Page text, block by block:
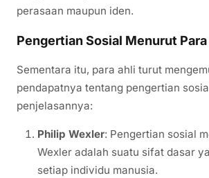
perasaan maupun iden.
Pengertian Sosial Menurut
Sementara itu, para ahli turut
pendapatnya tentang pengertian
penjelasannya:
Philip Wexler: Pengertian sosial
Wexler adalah suatu sifat dasar
setiap individu manusia.